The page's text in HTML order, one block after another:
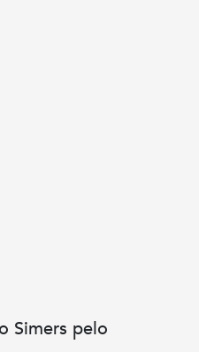
Simers pelo